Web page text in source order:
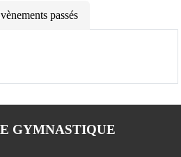
passés
GYMNASTIQUE